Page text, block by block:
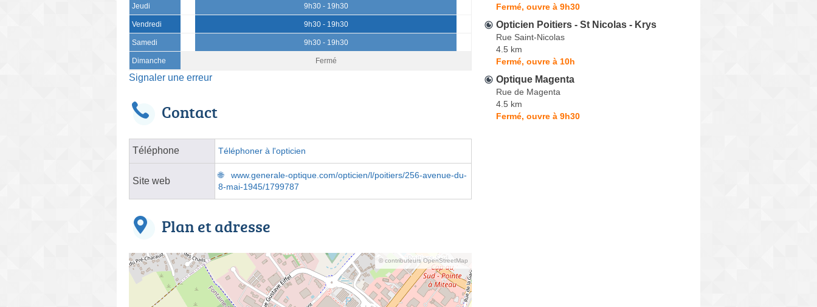
Jeudi 9h30 - 19h30
Vendredi 9h30 - 19h30
Samedi 9h30 - 19h30
Dimanche Fermé
Signaler une erreur
Contact
Téléphone Téléphoner à l'opticien
Site web
www.generale-optique.com/opticien/l/poitiers/256-avenue-du-
8-mai-1945/1799787
Plan et adresse
© contributeurs OpenStreetMap
Fermé, ouvre à 9h30
Opticien Poitiers - St Nicolas - Krys
Rue Saint-Nicolas
4.5 km
Fermé, ouvre à 10h
Optique Magenta
Rue de Magenta
4.5 km
Fermé, ouvre à 9h30